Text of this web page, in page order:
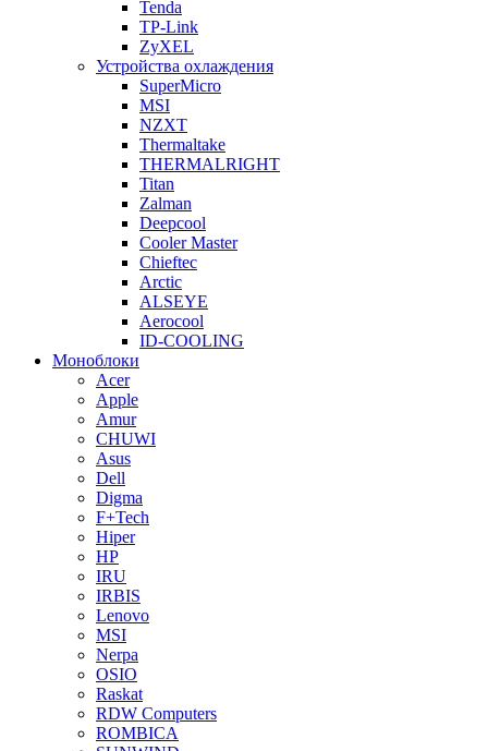
Tenda
TP-Link
ZyXEL
Устройства охлаждения
SuperMicro
MSI
NZXT
Thermaltake
THERMALRIGHT
Titan
Zalman
Deepcool
Cooler Master
Chieftec
Arctic
ALSEYE
Aerocool
ID-COOLING
Моноблоки
Acer
Apple
Amur
CHUWI
Asus
Dell
Digma
F+Tech
Hiper
HP
IRU
IRBIS
Lenovo
MSI
Nerpa
OSIO
Raskat
RDW Computers
ROMBICA